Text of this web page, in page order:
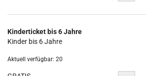
Kinderticket bis 6 Jahre
Kinder bis 6 Jahre
Aktuell verfügbar: 20